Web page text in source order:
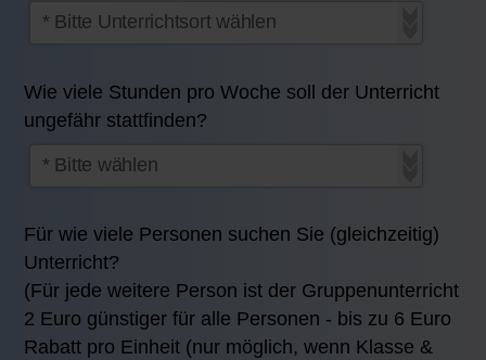
Wie viele Stunden pro Woche soll der Unterricht
ungefähr stattfinden?
Für wie viele Personen suchen Sie (gleichzeitig)
Unterricht?
(Für jede weitere Person ist der Gruppenunterricht
2 Euro günstiger für alle Personen - bis zu 6 Euro
Rabatt pro Einheit (nur möglich, wenn Klasse &